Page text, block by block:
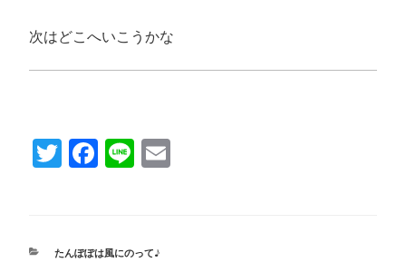
次はどこへいこうかな
T
r
Fa
ok
Li
カ
たんぽぽは風にのって♪